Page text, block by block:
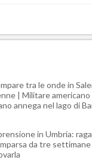
tra le onde in
| Militare americano
annega nel lago di
in Umbria:
da tre